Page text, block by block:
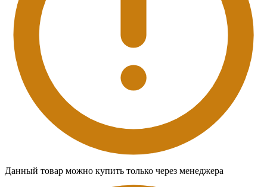
Данный товар можно купить только через менеджера